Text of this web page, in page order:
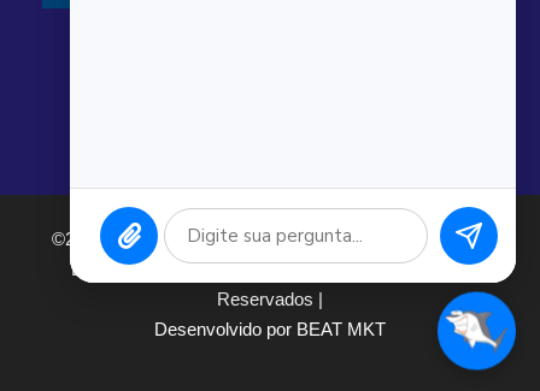
©2026 Argonauta Comércio e Serviços Oceanográficos
Ltda. CNPJ: 00.643.743/0001-80. Todos os direitos
Reservados |
Desenvolvido por BEAT MKT